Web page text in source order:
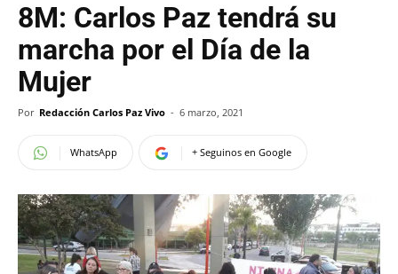
8M: Carlos Paz tendrá su
marcha por el Día de la
Mujer
Por Redacción Carlos Paz Vivo - 6 marzo, 2021
WhatsApp + Seguinos en Google